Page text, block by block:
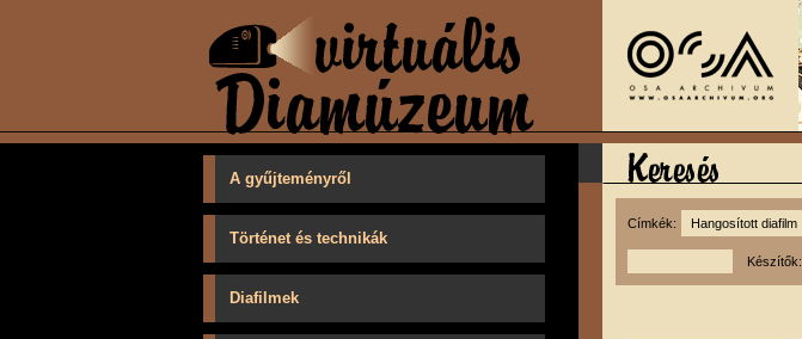
A gyűjteményről
Történet és technikák
Diafilmek
Címkék:
Készítők: